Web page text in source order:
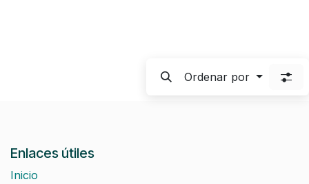
Ordenar por
Enlaces útiles
Inicio